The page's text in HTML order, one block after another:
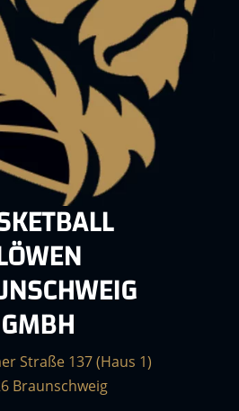
GMBH
Straße 137 (Haus 1)
Braunschweig